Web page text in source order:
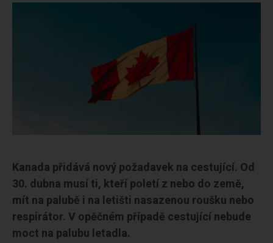
Kanada přidává nový požadavek na cestující. Od
30. dubna musí ti, kteří poletí z nebo do země,
mít na palubě i na letišti nasazenou roušku nebo
respirátor. V opěčném případě cestující nebude
moct na palubu letadla.